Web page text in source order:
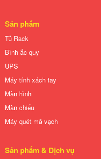
Sản phẩm
Tủ Rack
Bình ắc quy
UPS
Máy tính xách tay
Màn hình
Màn chiếu
Máy quét mã vạch
Sản phẩm & Dịch vụ